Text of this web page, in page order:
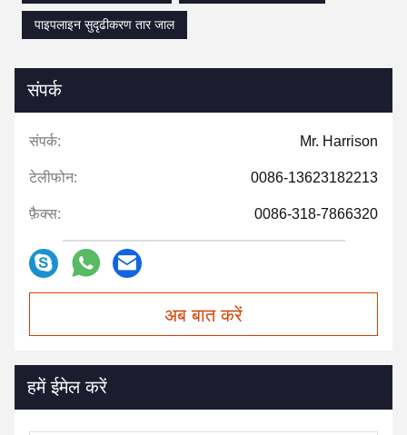
पाइपलाइन सुदृढीकरण तार जाल
संपर्क
संपर्क: Mr. Harrison
टेलीफोन: 0086-13623182213
फ़ैक्स: 0086-318-7866320
अब बात करें
हमें ईमेल करें